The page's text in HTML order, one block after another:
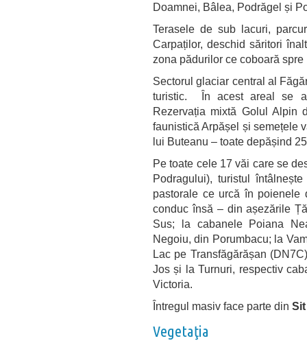
Doamnei, Bâlea, Podrăgel și
Terasele de sub lacuri,
Carpaților, deschid săritori
zona pădurilor ce coboară
Sectorul glaciar central al
turistic. În acest areal se
Rezervația mixtă Golul Alpin
faunistică Arpășel și semețele
lui Buteanu – toate depășind
Pe toate cele 17 văi care se
Podragului), turistul
pastorale ce urcă în poienele
conduc însă – din așezările
Sus; la cabanele Poiana
Negoiu, din Porumbacu; la
Lac pe Transfăgărășan
Jos și la Turnuri, respectiv
Victoria.
Întregul masiv face parte din
Vegetaţia